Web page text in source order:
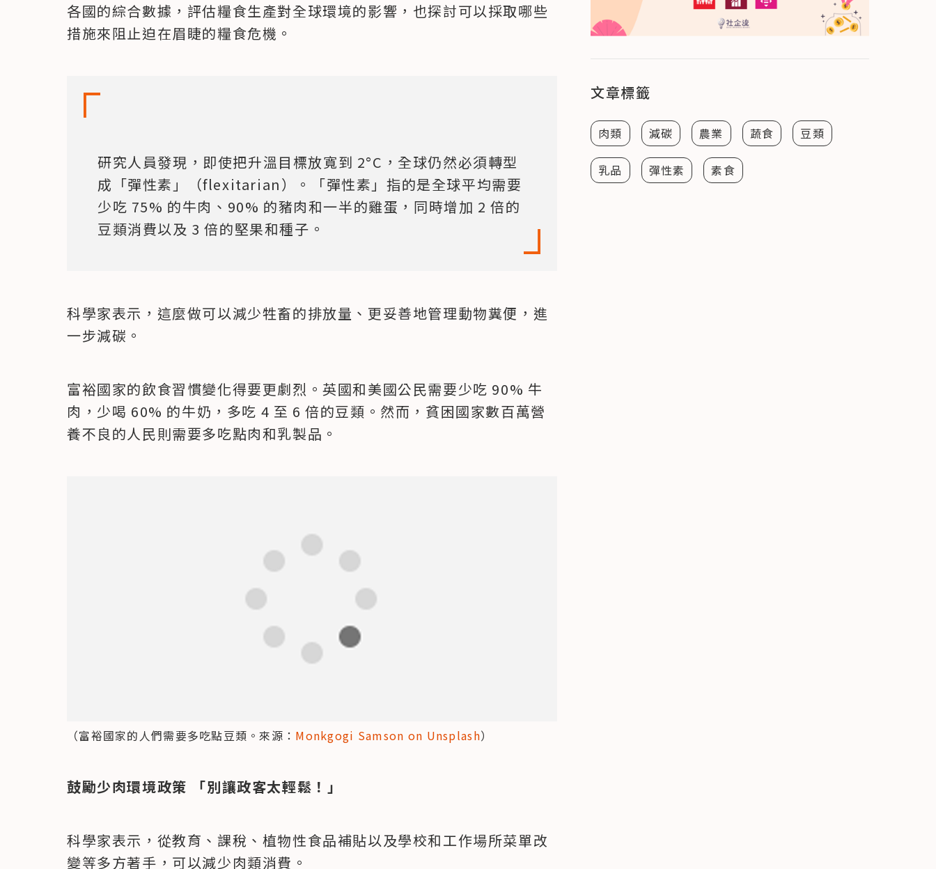
各國的綜合數據，評估糧食生產對全球環境的影響，也探討可以採取哪些
措施來阻止迫在眉睫的糧食危機。
研究人員發現，即使把升溫目標放寬到 2°C，全球仍然必須轉型
成「彈性素」（flexitarian）。「彈性素」指的是全球平均需要
少吃 75% 的牛肉、90% 的豬肉和一半的雞蛋，同時增加 2 倍的
豆類消費以及 3 倍的堅果和種子。
科學家表示，這麼做可以減少牲畜的排放量、更妥善地管理動物糞便，進
一步減碳。
富裕國家的飲食習慣變化得要更劇烈。英國和美國公民需要少吃 90% 牛
肉，少喝 60% 的牛奶，多吃 4 至 6 倍的豆類。然而，貧困國家數百萬營
養不良的人民則需要多吃點肉和乳製品。
（富裕國家的人們需要多吃點豆類。來源： Monkgogi Samson on Unsplash）
鼓勵少肉環境政策 「別讓政客太輕鬆！」
科學家表示，從教育、課稅、植物性食品補貼以及學校和工作場所菜單改
變等多方著手，可以減少肉類消費。
文章標籤
肉類 減碳 農業 蔬食 豆類
乳品 彈性素 素食